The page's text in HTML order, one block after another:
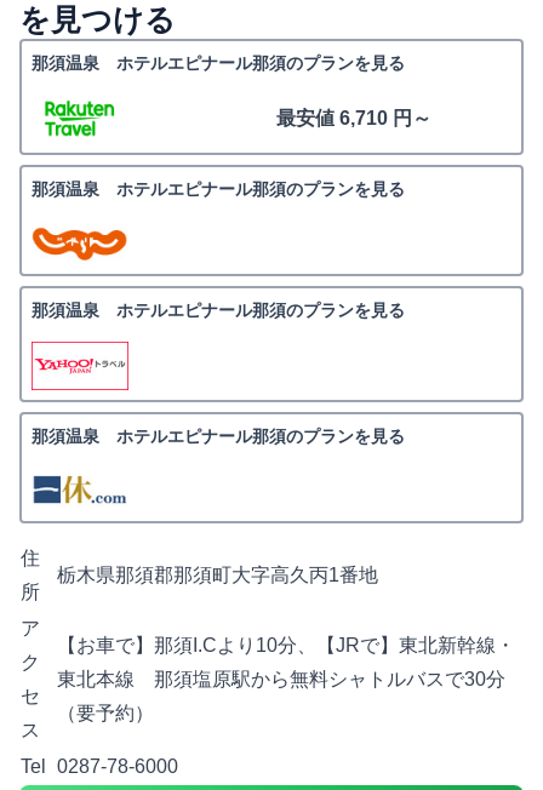
を見つける
那須温泉 ホテルエピナール那須のプランを見る
最安値 6,710 円～
那須温泉 ホテルエピナール那須のプランを見る
那須温泉 ホテルエピナール那須のプランを見る
那須温泉 ホテルエピナール那須のプランを見る
住
所
栃木県那須郡那須町大字高久丙1番地
ア
ク
セ
ス
【お車で】那須I.Cより10分、【JRで】東北新幹線・
東北本線 那須塩原駅から無料シャトルバスで30分
（要予約）
Tel 0287-78-6000